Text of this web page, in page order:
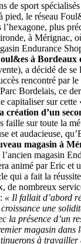
de sport
pied, le réseau
plus
à Mérignac,
Endurance
à Bordeaux
a décidé de se
rencontré par
Bordelais, ce
capitaliser sur
création d’un
faille sur toute la
et audacieuse,
magasin à
magasin
animé par Eric et
qui a fait la
de nombreux
« Il fallait d’abord
une
la présence d’un
magasin dans
à travailler